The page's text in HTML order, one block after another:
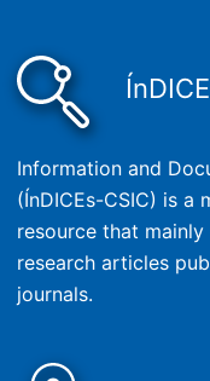
Information and
(ÍnDICEs-CSIC) is a
resource that
research articles
journals.